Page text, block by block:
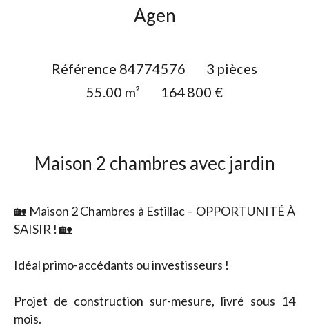
Agen
Référence 84774576
3 pièces
55.00 m² 164 800 €
Maison 2 chambres avec jardin
🏡 Maison 2 Chambres à Estillac – OPPORTUNITÉ À
SAISIR ! 🏡
Idéal primo-accédants ou investisseurs !
Projet de construction sur-mesure, livré sous 14
mois.